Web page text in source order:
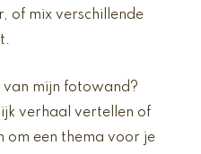
of mix verschillende
mijn fotowand?
verhaal vertellen of
om een thema voor je